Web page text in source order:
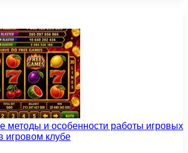
методы и особенности работы игровых
игровом клубе